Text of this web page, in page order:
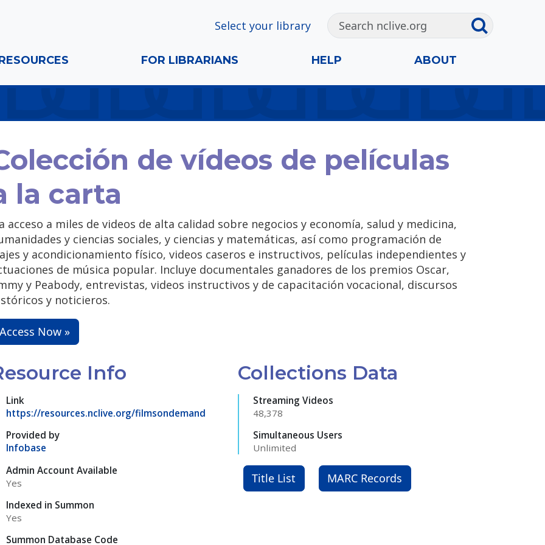
Select your library
FOR LIBRARIANS HELP ABOUT
de vídeos de películas
la carta
acceso a miles de videos de alta calidad sobre negocios y economía, salud y medicina,
y ciencias sociales, y ciencias y matemáticas, así como programación de
y acondicionamiento físico, videos caseros e instructivos, películas independientes y
de música popular. Incluye documentales ganadores de los premios Oscar,
y Peabody, entrevistas, videos instructivos y de capacitación vocacional, discursos
y noticieros.
Access Now »
Info
Link
https://resources.nclive.org/filmsondemand
Provided by
Infobase
Admin Account Available
Yes
Indexed in Summon
Yes
Summon Database Code
Collections Data
Streaming Videos
48,378
Simultaneous Users
Unlimited
Title List MARC Records